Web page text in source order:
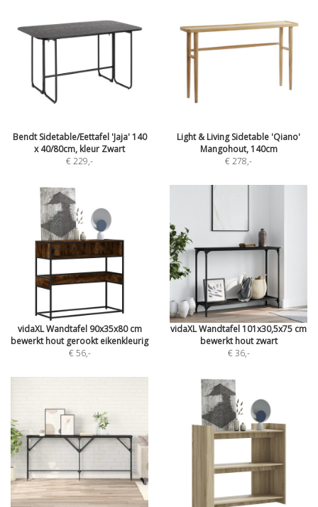
Bendt Sidetable/Eettafel 'Jaja' 140
x 40/80cm, kleur Zwart
€ 229,-
Light & Living Sidetable 'Qiano'
Mangohout, 140cm
€ 278,-
vidaXL Wandtafel 90x35x80 cm
bewerkt hout gerookt eikenkleurig
€ 56,-
vidaXL Wandtafel 101x30,5x75 cm
bewerkt hout zwart
€ 36,-